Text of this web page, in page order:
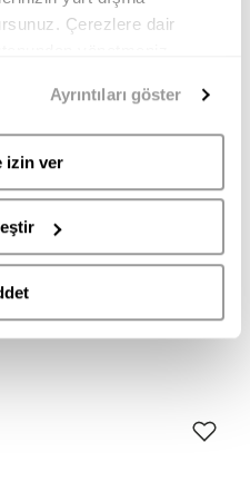
Çerezlere dair
buradanerişebilirsiniz.
Ayrıntıları göster
izin ver